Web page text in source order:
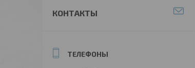
КОНТАКТЫ